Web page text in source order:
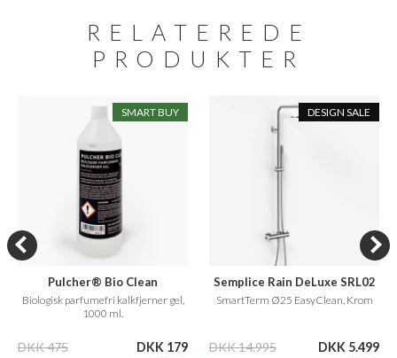
RELATEREDE
PRODUKTER
SMART BUY
Pulcher® Bio Clean
Biologisk parfumefri kalkfjerner gel,
1000 ml.
DKK 475 DKK 179
DESIGN SALE
Semplice Rain DeLuxe SRL02
SmartTerm Ø25 EasyClean, Krom
DKK 14.995 DKK 5.499